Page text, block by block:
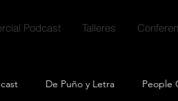
Podcast Talleres
De Puño y Letra People